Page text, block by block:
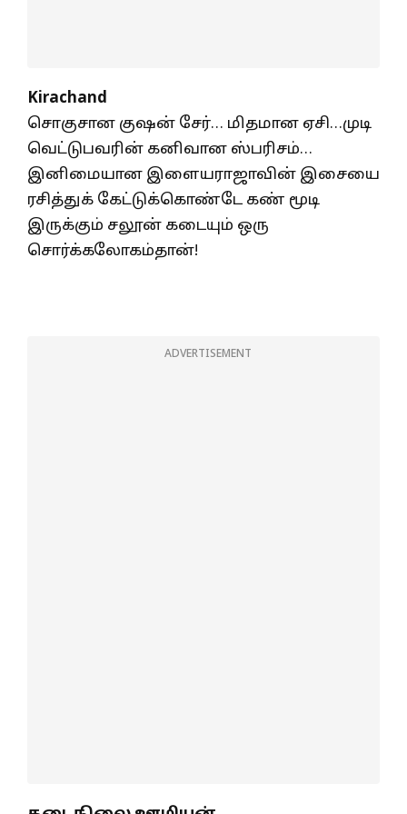
Kirachand
சொகுசான குஷன் சேர்… மிதமான ஏசி…முடி
வெட்டுபவரின் கனிவான ஸ்பரிசம்…
இனிமையான இளையராஜாவின் இசையை
ரசித்துக் கேட்டுக்கொண்டே கண் மூடி
இருக்கும் சலூன் கடையும் ஒரு
சொர்க்கலோகம்தான்!
ADVERTISEMENT